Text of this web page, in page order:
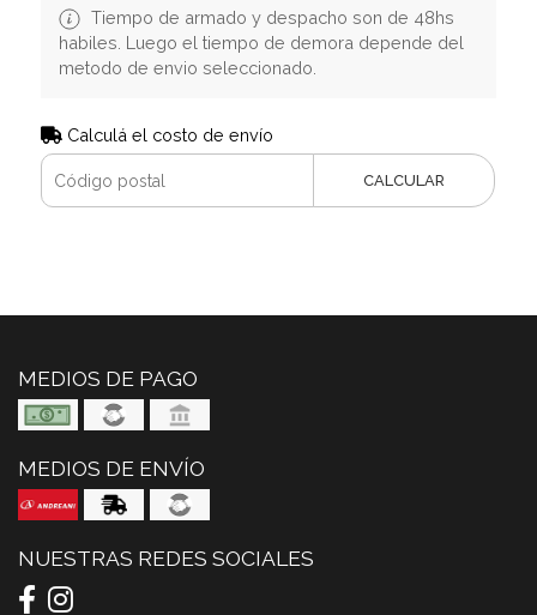
Tiempo de armado y despacho son de 48hs
habiles. Luego el tiempo de demora depende del
metodo de envio seleccionado.
Calculá el costo de envío
CALCULAR
MEDIOS DE PAGO
MEDIOS DE ENVÍO
NUESTRAS REDES SOCIALES